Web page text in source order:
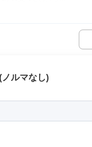
ルマなし)